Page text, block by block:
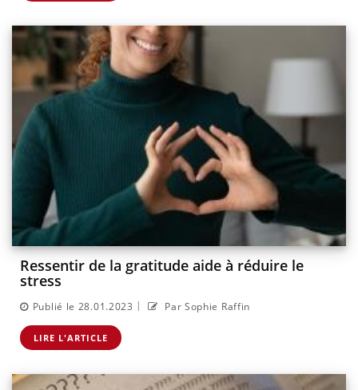
Ressentir de la gratitude aide à réduire le
stress
Publié le 28.01.2023 | Par Sophie Raffin
LIRE L'ARTICLE